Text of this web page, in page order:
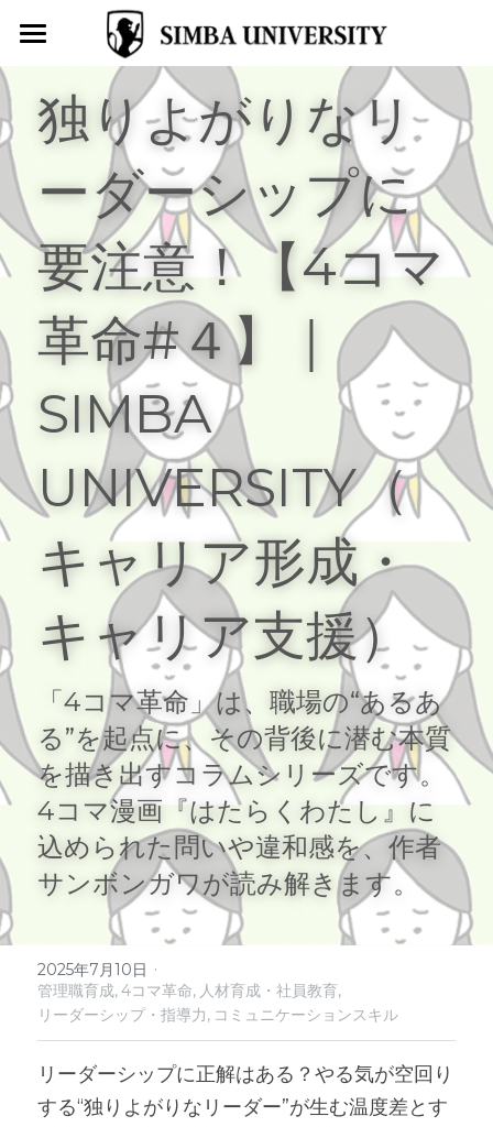
トップページ
SIMBA UNIVERSITYとは
お役立ちコラム
導入事例
ＡＩ無料ビジョン診断
キャリア開発プログラム
4コマ漫画はたらくわたし
学校型転職支援サービスSIMBA
SIMBA受講生募集
お問い合わせ
受講生専用ログイン
検索
法人向けサイトはこちら
独りよがりなリ
ーダーシップに
要注意！【4コマ
革命#４】
｜
SIMBA
UNIVERSITY（
キャリア形成・
キャリア支援）
「4コマ革命」は、職場の“あるあ
る”を起点に、その背後に潜む本質
を描き出すコラムシリーズです。
4コマ漫画『はたらくわたし』に
込められた問いや違和感を、作者
サンボンガワが読み解きます。
2025年7月10日 ·
管理職育成,4コマ革命, 人材育成・社員教育,
リーダーシップ・指導力, コミュニケーションスキル
リーダーシップに正解はある？やる気が空回り
する“独りよがりなリーダー”が生む温度差とす